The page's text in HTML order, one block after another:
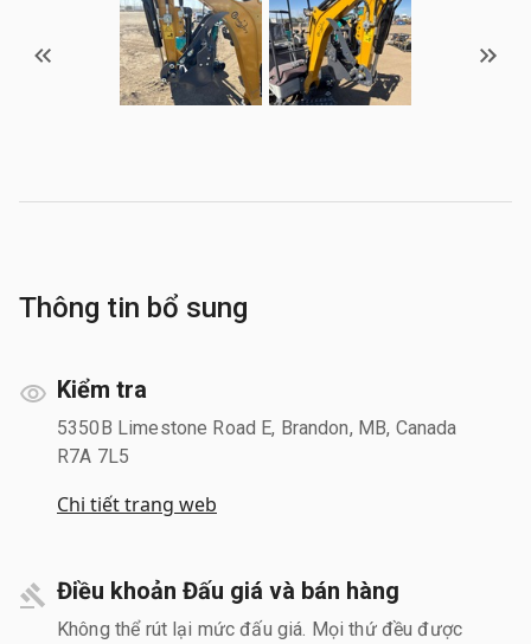
Thông tin bổ sung
Kiểm tra
5350B Limestone Road E, Brandon, MB, Canada
R7A 7L5
Chi tiết trang web
Điều khoản Đấu giá và bán hàng
Không thể rút lại mức đấu giá. Mọi thứ đều được